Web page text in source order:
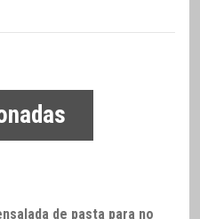
de pasta para no